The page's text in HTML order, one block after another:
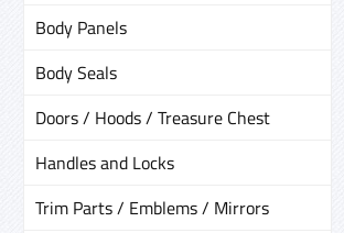
Body Panels
Body Seals
Doors / Hoods / Treasure Chest
Handles and Locks
Trim Parts / Emblems / Mirrors